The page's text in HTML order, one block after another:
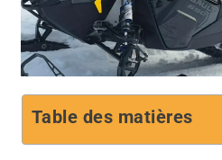
Table des matières